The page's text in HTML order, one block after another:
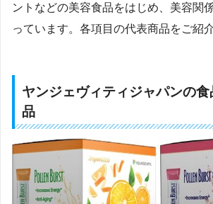
ントなどの美容食品をはじめ、美容関
っています。各項目の代表商品をご紹
ヤンジェヴィティジャパンの
品